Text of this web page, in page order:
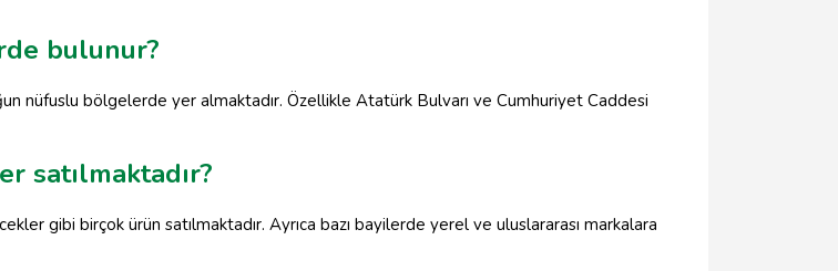
bulunur?
nüfuslu bölgelerde yer almaktadır. Özellikle Atatürk Bulvarı ve Cumhuriyet Caddesi
satılmaktadır?
gibi birçok ürün satılmaktadır. Ayrıca bazı bayilerde yerel ve uluslararası markalara